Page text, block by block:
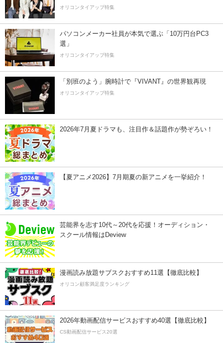
オリコンタイアップ特集
パソコンメーカー社員が本気で選ぶ「10万円台PC3
選」
オリコンタイアップ特集
「別班のよう」腕時計で『VIVANT』の世界観再現
オリコンタイアップ特集
2026年7月夏ドラマも、注目作＆話題作が勢ぞろい！
【夏アニメ2026】7月期夏の新アニメを一挙紹介！
芸能界を志す10代～20代を応援！オーディション・
スクール情報はDeview
漫画読み放題サブスクおすすめ11選【徹底比較】
オリコン顧客満足度ランキング
2026年動画配信サービスおすすめ40選【徹底比較】
CS動画配信サービス20選